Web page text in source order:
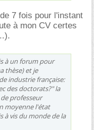
7 fois pour l'instant
à mon CV certes
à un forum pour
thèse) et je
industrie française:
des doctorats?" la
professeur
moyenne l'état
à vis du monde de la